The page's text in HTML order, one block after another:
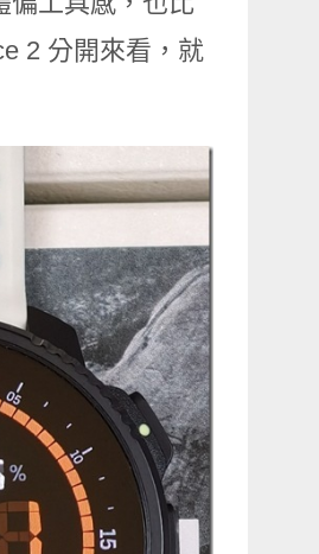
2 分開來看，就